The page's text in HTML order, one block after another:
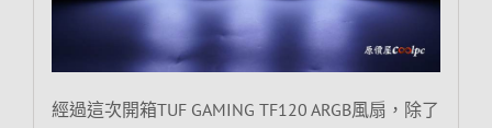
經過這次開箱TUF GAMING TF120 ARGB風扇，除了